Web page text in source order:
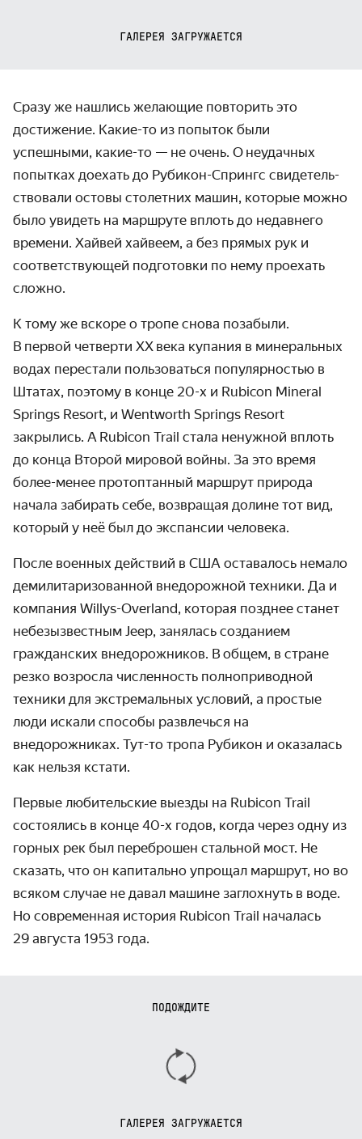
ГАЛЕРЕЯ ЗАГРУЖАЕТСЯ
Сразу же нашлись желающие повторить это
достижение. Какие-то из попыток были
успешными, какие-то — не очень. О неудачных
попытках доехать до Рубикон-Спрингс свидетель­
ствовали остовы столетних машин, которые можно
было увидеть на маршруте вплоть до недавнего
времени. Хайвей хайвеем, а без прямых рук и
соответ­ствующей подготовки по нему проехать
сложно.
К тому же вскоре о тропе снова позабыли.
В первой четверти ХХ века купания в минеральных
водах перестали пользоваться популяр­ностью в
Штатах, поэтому в конце 20-х и Rubicon Mineral
Springs Resort, и Wentworth Springs Resort
закрылись. А Rubicon Trail стала ненужной вплоть
до конца Второй мировой войны. За это время
более-менее протоптанный маршрут природа
начала забирать себе, возвращая долине тот вид,
который у неё был до экспансии человека.
После военных действий в США оставалось немало
демилитари­зованной внедорожной техники. Да и
компания Willys-Overland, которая позднее станет
небезызвест­ным Jeep, занялась созданием
гражданских внедорож­ников. В общем, в стране
резко возросла численность полноприводной
техники для экстремальных условий, а простые
люди искали способы развлечься на
внедорожниках. Тут-то тропа Рубикон и оказалась
как нельзя кстати.
Первые любительские выезды на Rubicon Trail
состоялись в конце 40-х годов, когда через одну из
горных рек был пере­брошен стальной мост. Не
сказать, что он капитально упрощал маршрут, но во
всяком случае не давал машине заглохнуть в воде.
Но современная история Rubicon Trail началась
29 августа 1953 года.
ПОДОЖДИТЕ
ГАЛЕРЕЯ ЗАГРУЖАЕТСЯ